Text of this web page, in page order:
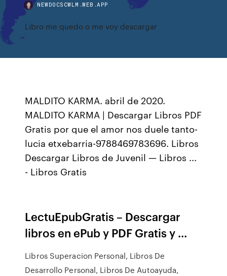
NEWDOCSCWLM.WEB.APP
Libro me quedo o me voy descargar
MALDITO KARMA. abril de 2020.
MALDITO KARMA | Descargar Libros PDF
Gratis por que el amor nos duele tanto-
lucia etxebarria-9788469783696. Libros
Descargar Libros de Juvenil — Libros ...
- Libros Gratis
LectuEpubGratis – Descargar
libros en ePub y PDF Gratis y ...
Libros Superacion Personal, Libros De
Desarrollo Personal, Libros De Autoayuda,